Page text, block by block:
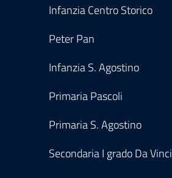
Infanzia Centro Storico
Peter Pan
Infanzia S. Agostino
Primaria Pascoli
Primaria S. Agostino
Secondaria I grado Da Vinci